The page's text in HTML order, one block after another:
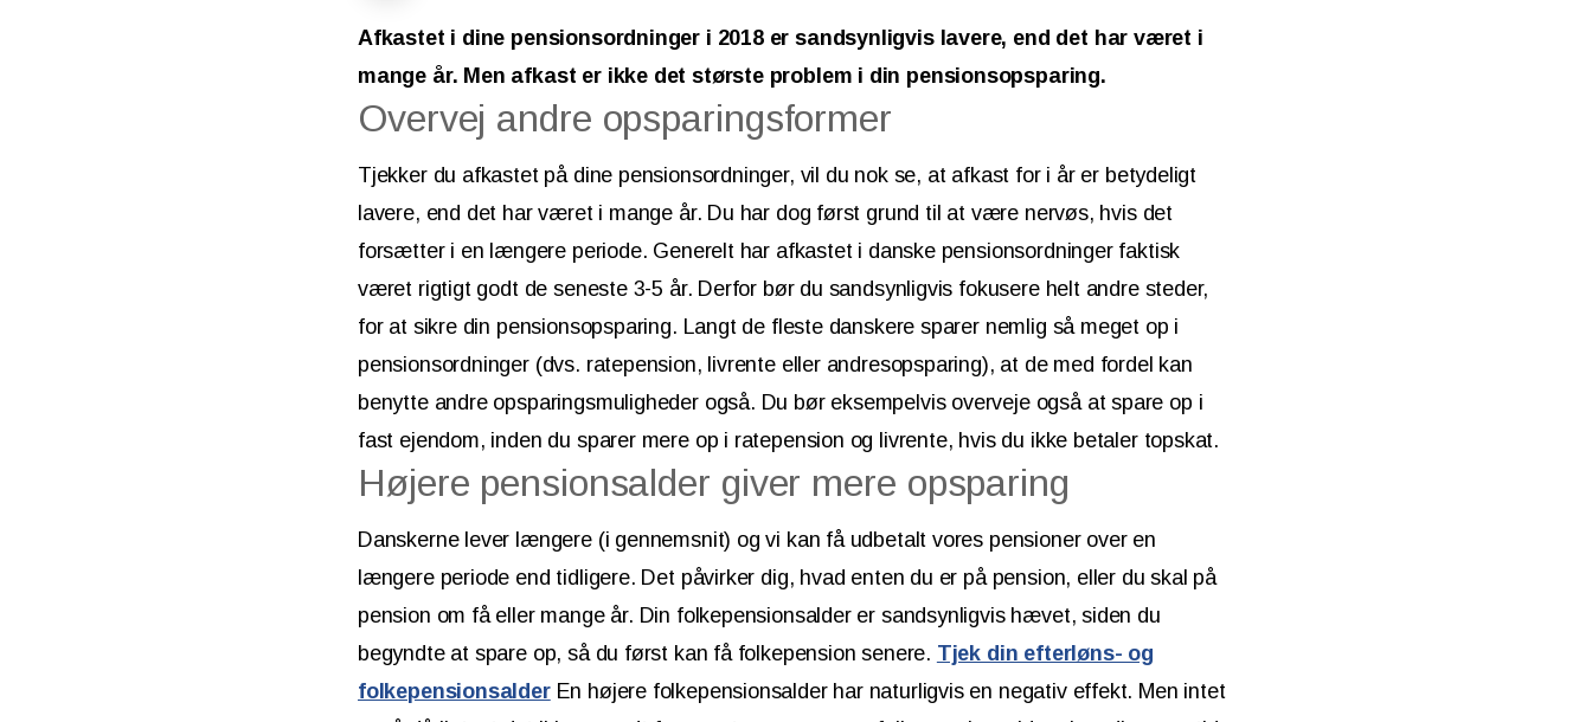
Afkastet i dine pensionsordninger i 2018 er sandsynligvis lavere, end det har været i
mange år. Men afkast er ikke det største problem i din pensionsopsparing.
Overvej andre opsparingsformer
Tjekker du afkastet på dine pensionsordninger, vil du nok se, at afkast for i år er betydeligt
lavere, end det har været i mange år. Du har dog først grund til at være nervøs, hvis det
forsætter i en længere periode. Generelt har afkastet i danske pensionsordninger faktisk
været rigtigt godt de seneste 3-5 år. Derfor bør du sandsynligvis fokusere helt andre steder,
for at sikre din pensionsopsparing. Langt de fleste danskere sparer nemlig så meget op i
pensionsordninger (dvs. ratepension, livrente eller andresopsparing), at de med fordel kan
benytte andre opsparingsmuligheder også. Du bør eksempelvis overveje også at spare op i
fast ejendom, inden du sparer mere op i ratepension og livrente, hvis du ikke betaler topskat.
Højere pensionsalder giver mere opsparing
Danskerne lever længere (i gennemsnit) og vi kan få udbetalt vores pensioner over en
længere periode end tidligere. Det påvirker dig, hvad enten du er på pension, eller du skal på
pension om få eller mange år. Din folkepensionsalder er sandsynligvis hævet, siden du
begyndte at spare op, så du først kan få folkepension senere. Tjek din efterløns- og
folkepensionsalderEn højere folkepensionsalder har naturligvis en negativ effekt. Men intet